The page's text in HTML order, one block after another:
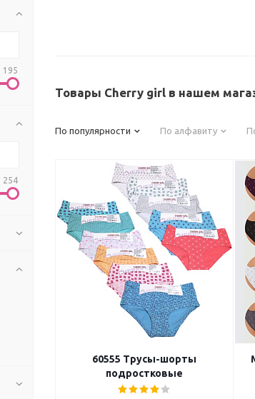
Товары Cherry girl в нашем
По популярности По алфавиту
60555 Трусы-шорты
подростковые
195
254